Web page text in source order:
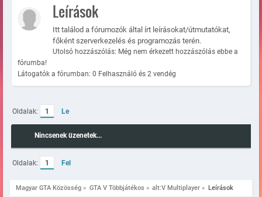
Leírások
Itt találod a fórumozók által írt leírásokat/útmutatókat,
főként szerverkezelés és programozás terén.
Utolsó hozzászólás: Még nem érkezett hozzászólás ebbe a
fórumba!
Látogatók a fórumban: 0 Felhasználó és 2 vendég
Oldalak: 1 Le
Nincsenek üzenetek...
Oldalak: 1 Fel
Magyar GTA Közösség » GTA V Többjátékos » alt:V Multiplayer » Leírások